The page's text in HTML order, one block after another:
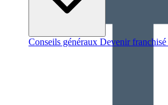
Conseils généraux Devenir franchisé